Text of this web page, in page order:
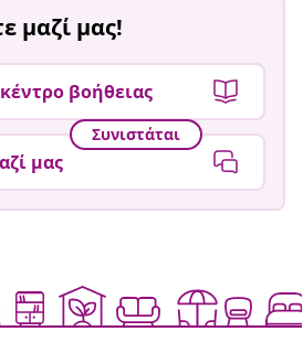
μαζί μας!
βοήθειας
Συνιστάται
μας